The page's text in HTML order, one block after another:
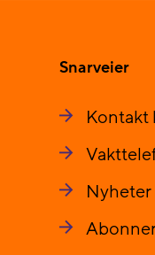
Snarveier
Kontakt
Nyheter